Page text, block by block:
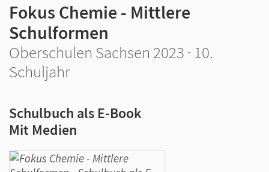
Fokus Chemie - Mittlere
Schulformen
Oberschulen Sachsen 2023 · 10.
Schuljahr
Schulbuch als E-Book
Mit Medien